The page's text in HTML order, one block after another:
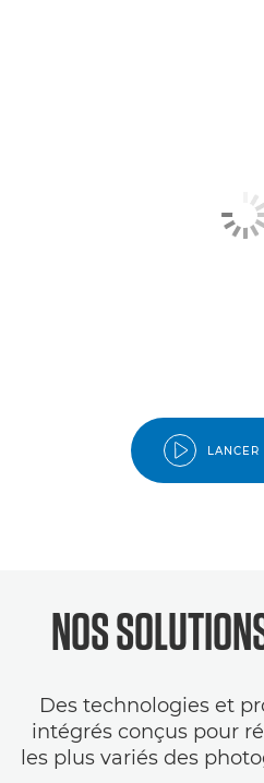
NOS
Des technologies et
intégrés conçus pour
les plus variés des